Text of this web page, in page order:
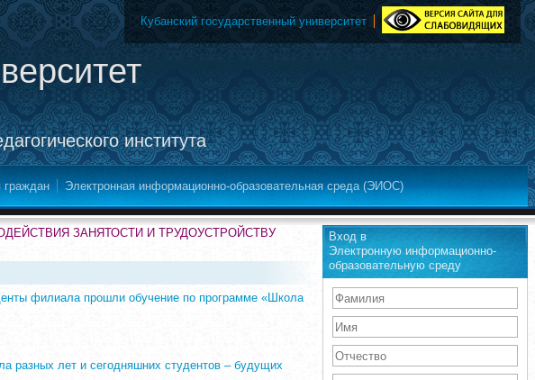
института
Кубанский государственный университет
Электронная информационно-образовательная среда (ЭИОС)
ЗАНЯТОСТИ И ТРУДОУСТРОЙСТВУ
филиала прошли обучение по программе «Школа
разных лет и сегодняшних студентов – будущих
Вход в
Электронную информационно-
образовательную среду